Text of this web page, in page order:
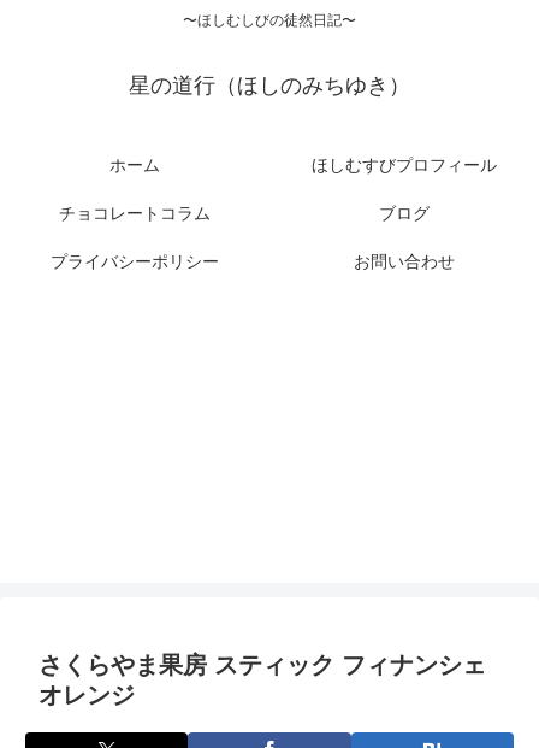
〜ほしむしびの徒然日記〜
星の道行（ほしのみちゆき）
ホーム ほしむすびプロフィール
チョコレートコラム ブログ
プライバシーポリシー お問い合わせ
さくらやま果房 スティック フィナンシェ
オレンジ